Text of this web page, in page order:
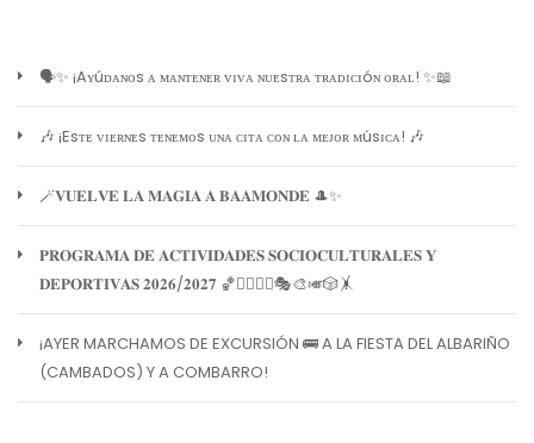
🗣️✨ ¡Aʏúᴅᴀɴᴏs ᴀ ᴍᴀɴᴛᴇɴᴇʀ ᴠɪᴠᴀ ɴᴜᴇsᴛʀᴀ ᴛʀᴀᴅɪᴄɪóɴ ᴏʀᴀʟ! ✨📖
🎶 ¡Esᴛᴇ ᴠɪᴇʀɴᴇs ᴛᴇɴᴇᴍᴏs ᴜɴᴀ ᴄɪᴛᴀ ᴄᴏɴ ʟᴀ ᴍᴇᴊᴏʀ ᴍúsɪᴄᴀ! 🎶
🪄𝐕𝐔𝐄𝐋𝐕𝐄 𝐋𝐀 𝐌𝐀𝐆𝐈𝐀 𝐀 𝐁𝐀𝐀𝐌𝐎𝐍𝐃𝐄 🎩✨
𝐏𝐑𝐎𝐆𝐑𝐀𝐌𝐀 𝐃𝐄 𝐀𝐂𝐓𝐈𝐕𝐈𝐃𝐀𝐃𝐄𝐒 𝐒𝐎𝐂𝐈𝐎𝐂𝐔𝐋𝐓𝐔𝐑𝐀𝐋𝐄𝐒 𝐘
𝐃𝐄𝐏𝐎𝐑𝐓𝐈𝐕𝐀𝐒 𝟐𝟎𝟐𝟔/𝟐𝟎𝟐𝟕 🏀🏊‍♀️🧘‍♀️🎭🎨🎺🎲🤸
¡AYER MARCHAMOS DE EXCURSIÓN 🚌 A LA FIESTA DEL ALBARIÑO
(CAMBADOS) Y A COMBARRO!